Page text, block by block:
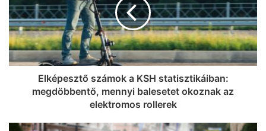
Elképesztő számok a KSH statisztikáiban:
megdöbbentő, mennyi balesetet okoznak az
elektromos rollerek